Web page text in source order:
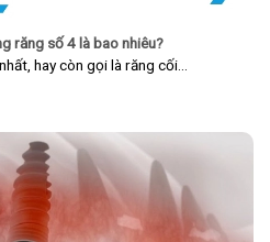
răng số 4 là bao nhiêu?
hay còn gọi là răng cối…